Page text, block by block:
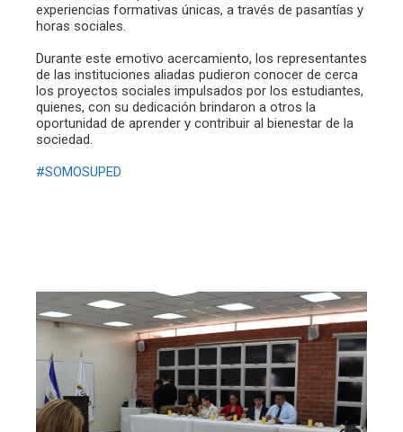
experiencias formativas únicas, a través de pasantías y
horas sociales.
Durante este emotivo acercamiento, los representantes
de las instituciones aliadas pudieron conocer de cerca
los proyectos sociales impulsados por los estudiantes,
quienes, con su dedicación brindaron a otros la
oportunidad de aprender y contribuir al bienestar de la
sociedad.
#SOMOSUPED